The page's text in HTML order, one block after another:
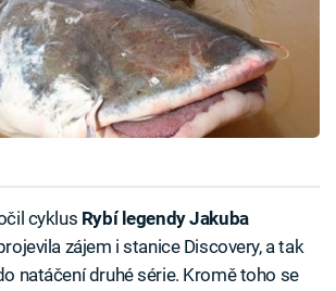
cyklus Rybí legendy Jakuba
zájem i stanice Discovery, a tak
natáčení druhé série. Kromě toho se